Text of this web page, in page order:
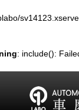
: include():
Warning: